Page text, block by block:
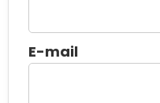
E-mail